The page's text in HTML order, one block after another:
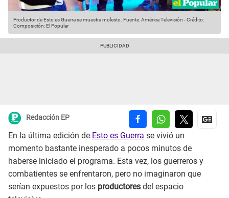
Productor de Esto es Guerra se muestra molesto. Fuente: América Televisión -Crédito:
Composición: El Popular
Redacción EP
En la última edición de Esto es Guerra se vivió un
momento bastante inesperado a pocos minutos de
haberse iniciado el programa. Esta vez, los guerreros y
combatientes se enfrentaron, pero no imaginaron que
serían expuestos por los productores del espacio